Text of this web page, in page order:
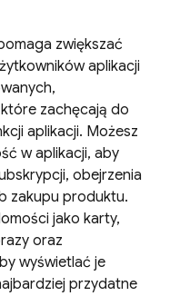
zwiększać
aplikacji
zachęcają do
aplikacji. Możesz
w aplikacji, aby
obejrzenia
zakupu produktu.
jako karty,
oraz
wyświetlać je
przydatne